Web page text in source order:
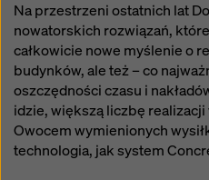
Na przestrzeni ostatnich lat
nowatorskich rozwiązań,
całkowicie nowe myślenie o
budynków, ale też – co
oszczędności czasu i
idzie, większą liczbę
Owocem wymienionych
technologia, jak system